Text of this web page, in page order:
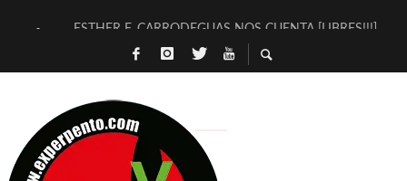
ESTHER F. CARRODEGUAS NOS CUENTA [LIBRES!!!]
[TERRA DE GUAPES] DE SANDRA MONFORT
TIMBRE 4, LA ESCUELA DEL DIRECTOR TEATRAL CLAUDIO
30 AÑOS (NO ES NADA) DE LA KATARSIS DEL TOMATAZO